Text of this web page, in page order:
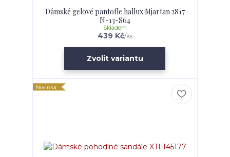
Dámské gelové pantofle hallux Mjartan 2817
N-13-S64
439 Kč/ks
Skladem
Zvolit variantu
Novinka